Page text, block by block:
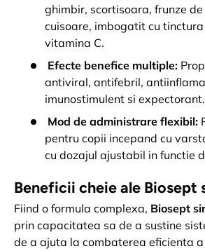
ghimbir, scortisoara, frunze
cuisoare, imbogatit cu
vitamina C.
Efecte benefice multiple:
antiviral, antifebril,
imunostimulent si expectorant.
Mod de administrare flexibil:
pentru copii incepand cu
cu dozajul ajustabil in functie
Beneficii cheie ale Biosept
Fiind o formula complexa, Biosept
prin capacitatea sa de a sustine
de a ajuta la combaterea eficienta